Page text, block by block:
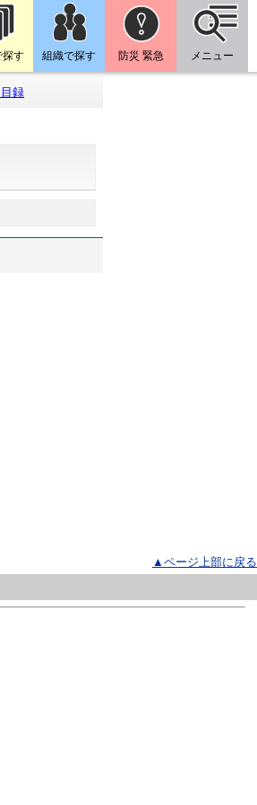
探す 組織で探す 防災 緊急 メニュー
録
▲ページ上部に戻る